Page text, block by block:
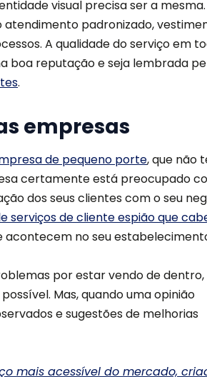
visual precisa ser a
padronizado,
A qualidade do serviço em
boa reputação e seja lembrada
.
empresas
de pequeno porte, que não
certamente está preocupado
dos seus clientes com o seu
serviços de cliente espião que
acontecem no seu
por estar vendo de dentro,
Mas, quando uma opinião
e sugestões de melhorias
mais acessível do mercado,